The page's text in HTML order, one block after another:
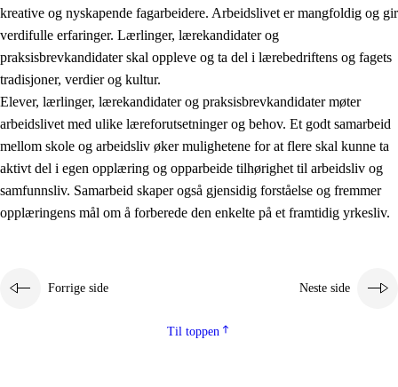
3. Prinsipper for skolens praksis
3.1 Et inkluderende læringsmiljø
3.2 Undervisning og tilpasset opplæring
3.3 Samarbeid mellom hjem og skole
3.5 Profesjonsfellesskap og skoleutvikling
kreative og nyskapende fagarbeidere. Arbeidslivet er mangfoldig og gir
verdifulle erfaringer. Lærlinger, lærekandidater og
praksisbrevkandidater skal oppleve og ta del i lærebedriftens og fagets
tradisjoner, verdier og kultur.
Elever, lærlinger, lærekandidater og praksisbrevkandidater møter
arbeidslivet med ulike læreforutsetninger og behov. Et godt samarbeid
mellom skole og arbeidsliv øker mulighetene for at flere skal kunne ta
aktivt del i egen opplæring og opparbeide tilhørighet til arbeidsliv og
samfunnsliv. Samarbeid skaper også gjensidig forståelse og fremmer
opplæringens mål om å forberede den enkelte på et framtidig yrkesliv.
Forrige side Neste side
Til toppen